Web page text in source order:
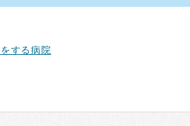
する病院